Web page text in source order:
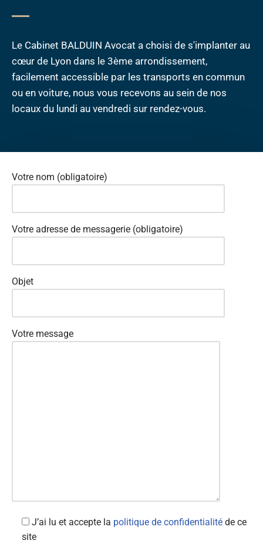
Le Cabinet BALDUIN Avocat a choisi de s'implanter au
cœur de Lyon dans le 3ème arrondissement,
facilement accessible par les transports en commun
ou en voiture, nous vous recevons au sein de nos
locaux du lundi au vendredi sur rendez-vous.
Votre nom (obligatoire)
Votre adresse de messagerie (obligatoire)
Objet
Votre message
J’ai lu et accepte la politique de confidentialité de ce
site